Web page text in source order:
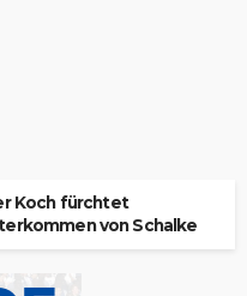
Koch fürchtet
von Schalke